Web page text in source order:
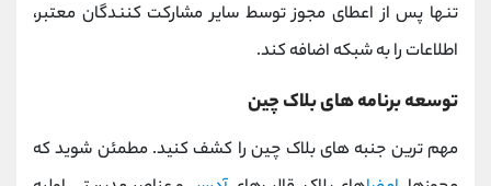
تنها پس از اعطای مجوز توسط سایر مشارکت کنندگان معتبر،
اطلاعات را به شبکه اضافه کند.
توسعه برنامه‌ های بلاک چین
مهم ترین جنبه های بلاک چین را کشف کنید. مطمئن شوید که